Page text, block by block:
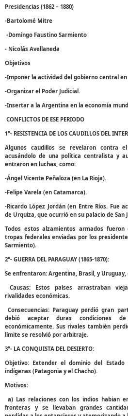
Presidencias (1862 – 1880)
-Bartolomé Mitre
-Domingo Faustino Sarmiento
- Nicolás Avellaneda
Objetivos
-Imponer la actividad del gobierno central
-Organizar el Poder Judicial.
-Insertar a la Argentina en la economía
CONFLICTOS DE ESE PERIODO
1°- RESISTENCIA DE LOS CAUDILLOS DEL
Algunos caudillos se revelaron contra
acusándolo de una política centralista y
entraron en luchas, como:
-Ángel Vicente Peñaloza (en La Rioja).
-Felipe Varela (en Catamarca).
-Ricardo López Jordán (en Entre Ríos. Fue
de Urquiza, que ocurrió en su palacio de San
Todos estos alzamientos armados
tropas federales enviadas por los
Sarmiento).
2°- GUERRA DEL PARAGUAY (1865-1870):
Se enfrentaron: Argentina, Brasil, y
Causas: Estos países arrastraban
rivalidades económicas.
Consecuencias: Paraguay perdió gran
debió aceptar duras condiciones
económicamente. Sus rivales también
límite se resolvió por arbitraje.
3°- LA CONQUISTA DEL DESIERTO:
Objetivo: Extender el dominio del
indígenas (Patagonia y el Chacho).
Motivos:
a) Las relaciones con los indios habian
fronteras y se llevaban grandes